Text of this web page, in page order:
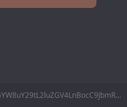
MjE2LjczLjIxNi4zNmh0dHA6Ly9ibS5leXV5YW8uY29tL2luZGV4LnBocC9JbmRleC90aWFucmFucWk